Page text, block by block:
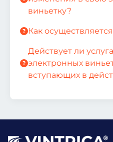
виньетку?
Как
Действует ли
электронных
вступающих в